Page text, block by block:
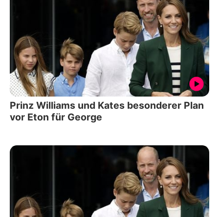
Prinz Williams und Kates besonderer Plan
vor Eton für George